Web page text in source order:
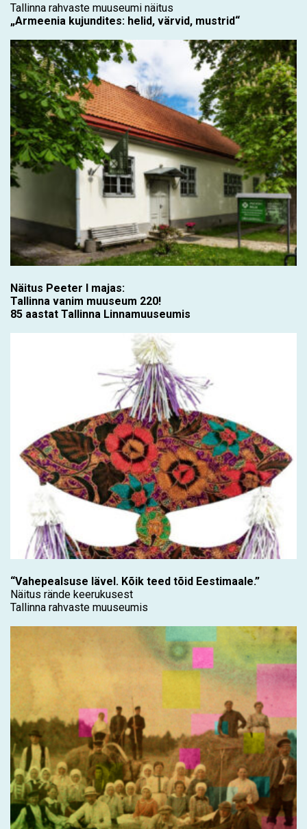
Tallinna rahvaste muuseumi näitus
„Armeenia kujundites: helid, värvid, mustrid“
Näitus Peeter I majas:
Tallinna vanim muuseum 220!
85 aastat Tallinna Linnamuuseumis
“Vahepealsuse lävel. Kõik teed tõid Eestimaale.”
Näitus rände keerukusest
Tallinna rahvaste muuseumis